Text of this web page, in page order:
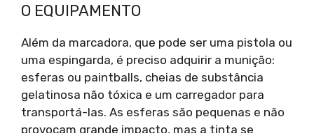
O EQUIPAMENTO
Além da marcadora, que pode ser uma pistola ou
uma espingarda, é preciso adquirir a munição:
esferas ou paintballs, cheias de substância
gelatinosa não tóxica e um carregador para
transportá-las. As esferas são pequenas e não
provocam grande impacto, mas a tinta se